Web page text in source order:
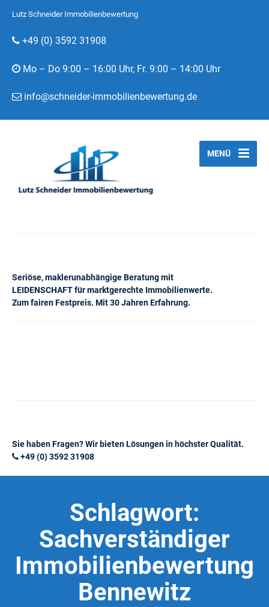
Lutz Schneider Immobilienbewertung
+49 (0) 3592 31908
Mo – Do 9:00 – 16:00 Uhr, Fr. 9:00 – 14:00 Uhr
info@schneider-immobilienbewertung.de
Seriöse, maklerunabhängige Beratung mit
LEIDENSCHAFT für marktgerechte Immobilienwerte.
Zum fairen Festpreis. Mit 30 Jahren Erfahrung.
MENÜ
Sie haben Fragen? Wir bieten Lösungen in höchster Qualität.
+49 (0) 3592 31908
Schlagwort:
Sachverständiger
Immobilienbewertung
Bennewitz